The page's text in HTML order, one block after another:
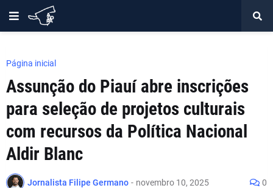
Página inicial
Assunção do Piauí abre inscrições
para seleção de projetos culturais
com recursos da Política Nacional
Aldir Blanc
Jornalista Filipe Germano - novembro 10, 2025 0